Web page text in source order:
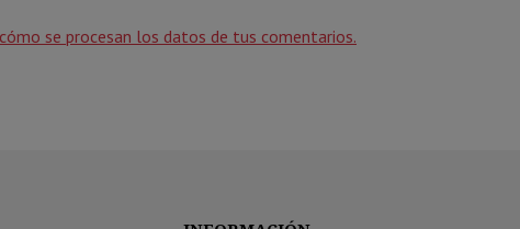
se procesan los datos de tus comentarios.